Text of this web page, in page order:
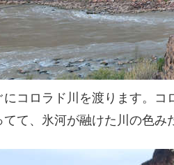
にコロラド川を渡ります。コ
て、氷河が融けた川の色み